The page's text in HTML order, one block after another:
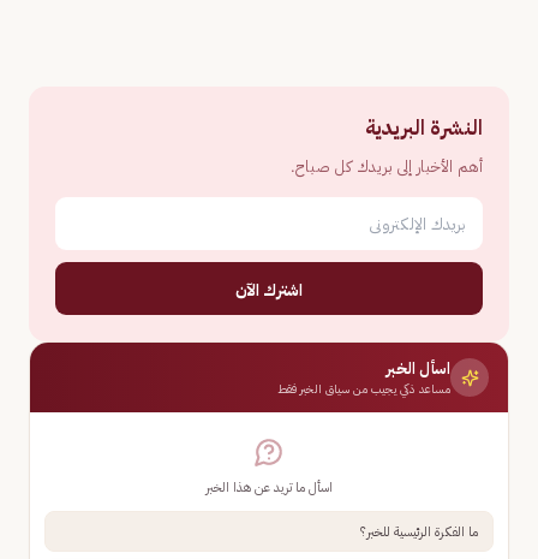
النشرة البريدية
أهم الأخبار إلى بريدك كل صباح.
اشترك الآن
اسأل الخبر
مساعد ذكي يجيب من سياق الخبر فقط
اسأل ما تريد عن هذا الخبر
ما الفكرة الرئيسية للخبر؟